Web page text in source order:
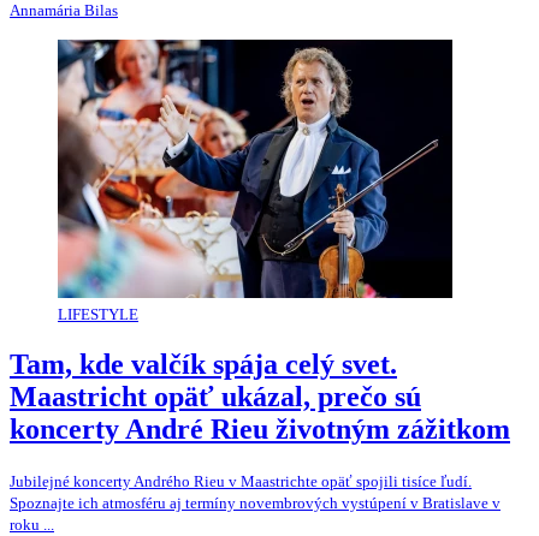
Annamária Bilas
LIFESTYLE
Tam, kde valčík spája celý svet.
Maastricht opäť ukázal, prečo sú
koncerty André Rieu životným zážitkom
Jubilejné koncerty Andrého Rieu v Maastrichte opäť spojili tisíce ľudí.
Spoznajte ich atmosféru aj termíny novembrových vystúpení v Bratislave v
roku ...